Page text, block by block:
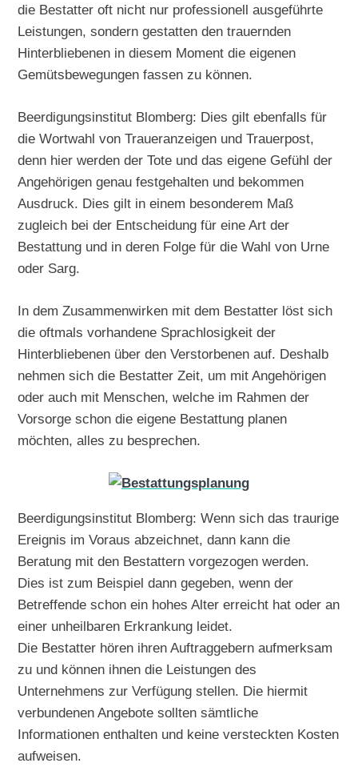
die Bestatter oft nicht nur professionell ausgeführte
Leistungen, sondern gestatten den trauernden
Hinterbliebenen in diesem Moment die eigenen
Gemütsbewegungen fassen zu können.
Beerdigungsinstitut Blomberg: Dies gilt ebenfalls für
die Wortwahl von Traueranzeigen und Trauerpost,
denn hier werden der Tote und das eigene Gefühl der
Angehörigen genau festgehalten und bekommen
Ausdruck. Dies gilt in einem besonderem Maß
zugleich bei der Entscheidung für eine Art der
Bestattung und in deren Folge für die Wahl von Urne
oder Sarg.
In dem Zusammenwirken mit dem Bestatter löst sich
die oftmals vorhandene Sprachlosigkeit der
Hinterbliebenen über den Verstorbenen auf. Deshalb
nehmen sich die Bestatter Zeit, um mit Angehörigen
oder auch mit Menschen, welche im Rahmen der
Vorsorge schon die eigene Bestattung planen
möchten, alles zu besprechen.
Beerdigungsinstitut Blomberg: Wenn sich das traurige
Ereignis im Voraus abzeichnet, dann kann die
Beratung mit den Bestattern vorgezogen werden.
Dies ist zum Beispiel dann gegeben, wenn der
Betreffende schon ein hohes Alter erreicht hat oder an
einer unheilbaren Erkrankung leidet.
Die Bestatter hören ihren Auftraggebern aufmerksam
zu und können ihnen die Leistungen des
Unternehmens zur Verfügung stellen. Die hiermit
verbundenen Angebote sollten sämtliche
Informationen enthalten und keine versteckten Kosten
aufweisen.